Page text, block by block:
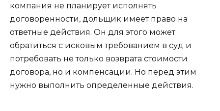
компания не планирует исполнять
договоренности, дольщик имеет право на
ответные действия. Он для этого может
обратиться с исковым требованием в суд и
потребовать не только возврата стоимости
договора, но и компенсации. Но перед этим
нужно выполнить определенные действия.